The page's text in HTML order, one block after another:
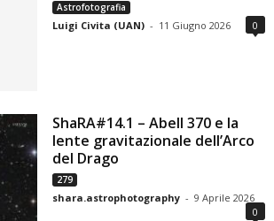
Astrofotografia
Luigi Civita (UAN) - 11 Giugno 2026 0
ShaRA#14.1 – Abell 370 e la
lente gravitazionale dell’Arco
del Drago
279
shara.astrophotography - 9 Aprile 2026
0